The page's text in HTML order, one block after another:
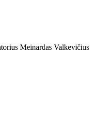
Meinardas Valkevičius